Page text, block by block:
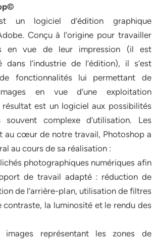
un logiciel d’édition graphique
Conçu à l’origine pour travailler
en vue de leur impression (il est
dans l’industrie de l’édition), il s’est
fonctionnalités lui permettant de
en vue d’une exploitation
est un logiciel aux possibilités
souvent complexe d’utilisation. Les
au cœur de notre travail, Photoshop a
au cours de sa réalisation :
photographiques numériques afin
de travail adapté : réduction de
de l’arrière-plan, utilisation de filtres
contraste, la luminosité et le rendu des
représentant les zones de